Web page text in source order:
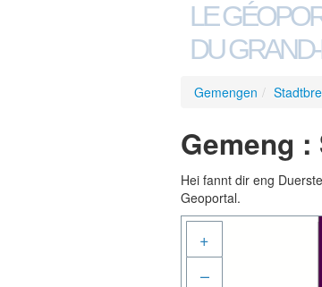
LE
DU
Gemengen /
Gemeng
Hei fannt dir eng
Geoportal.
+
–